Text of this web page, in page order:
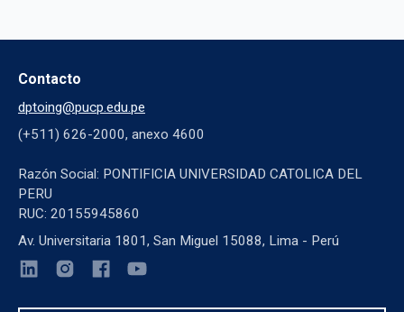
Contacto
dptoing@pucp.edu.pe
(+511) 626-2000, anexo 4600
Razón Social: PONTIFICIA UNIVERSIDAD CATOLICA DEL
PERU
RUC: 20155945860
Av. Universitaria 1801, San Miguel 15088, Lima - Perú